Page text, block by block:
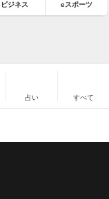
ビジネス eスポーツ
占い すべて